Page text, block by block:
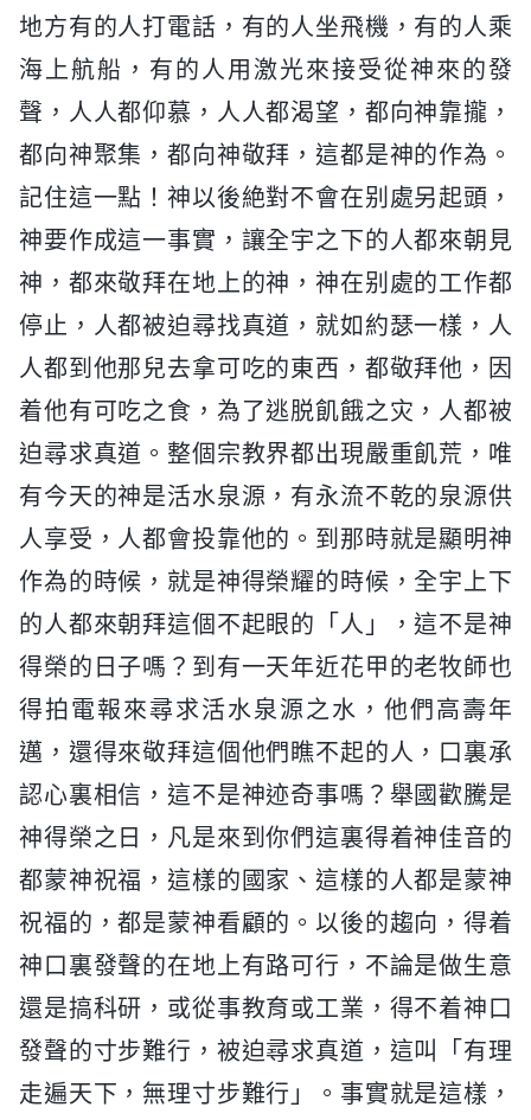
地方有的人打電話，有的人坐飛機，有的人乘
海上航船，有的人用激光來接受從神來的發
聲，人人都仰慕，人人都渴望，都向神靠攏，
都向神聚集，都向神敬拜，這都是神的作為。
記住這一點！神以後絶對不會在别處另起頭，
神要作成這一事實，讓全宇之下的人都來朝見
神，都來敬拜在地上的神，神在别處的工作都
停止，人都被迫尋找真道，就如約瑟一樣，人
人都到他那兒去拿可吃的東西，都敬拜他，因
着他有可吃之食，為了逃脱飢餓之灾，人都被
迫尋求真道。整個宗教界都出現嚴重飢荒，唯
有今天的神是活水泉源，有永流不乾的泉源供
人享受，人都會投靠他的。到那時就是顯明神
作為的時候，就是神得榮耀的時候，全宇上下
的人都來朝拜這個不起眼的「人」，這不是神
得榮的日子嗎？到有一天年近花甲的老牧師也
得拍電報來尋求活水泉源之水，他們高壽年
邁，還得來敬拜這個他們瞧不起的人，口裏承
認心裏相信，這不是神迹奇事嗎？舉國歡騰是
神得榮之日，凡是來到你們這裏得着神佳音的
都蒙神祝福，這樣的國家、這樣的人都是蒙神
祝福的，都是蒙神看顧的。以後的趨向，得着
神口裏發聲的在地上有路可行，不論是做生意
還是搞科研，或從事教育或工業，得不着神口
發聲的寸步難行，被迫尋求真道，這叫「有理
走遍天下，無理寸步難行」。事實就是這樣，